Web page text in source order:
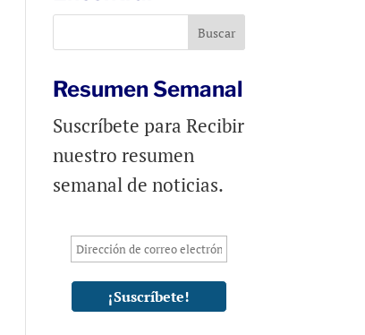
Resumen Semanal
Suscríbete para Recibir
nuestro resumen
semanal de noticias.